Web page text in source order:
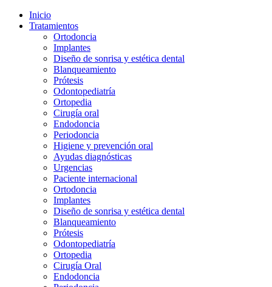
Inicio
Tratamientos
Ortodoncia
Implantes
Diseño de sonrisa y estética dental
Blanqueamiento
Prótesis
Odontopediatría
Ortopedia
Cirugía oral
Endodoncia
Periodoncia
Higiene y prevención oral
Ayudas diagnósticas
Urgencias
Paciente internacional
Ortodoncia
Implantes
Diseño de sonrisa y estética dental
Blanqueamiento
Prótesis
Odontopediatría
Ortopedia
Cirugía Oral
Endodoncia